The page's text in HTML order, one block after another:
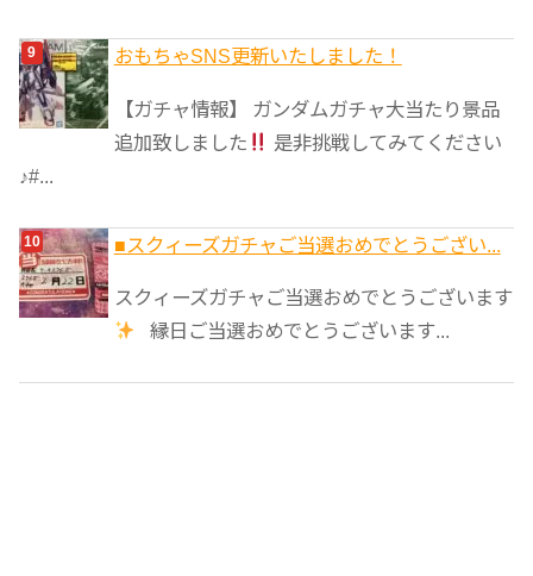
おもちゃSNS更新いたしました！
【ガチャ情報】 ガンダムガチャ大当たり景品
追加致しました
是非挑戦してみてください
♪#...
■スクィーズガチャご当選おめでとうござい...
スクィーズガチャご当選おめでとうございます
縁日ご当選おめでとうございます...